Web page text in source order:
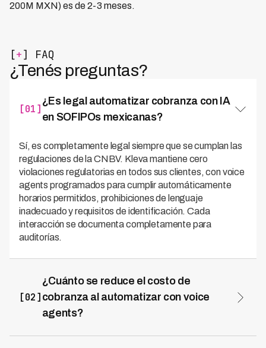
200M MXN) es de 2-3 meses.
[+] FAQ
¿Tenés preguntas?
[01]
¿Es legal automatizar cobranza con IA
en SOFIPOs mexicanas?
Sí, es completamente legal siempre que se cumplan las
regulaciones de la CNBV. Kleva mantiene cero
violaciones regulatorias en todos sus clientes, con voice
agents programados para cumplir automáticamente
horarios permitidos, prohibiciones de lenguaje
inadecuado y requisitos de identificación. Cada
interacción se documenta completamente para
auditorías.
[02]
¿Cuánto se reduce el costo de
cobranza al automatizar con voice
agents?